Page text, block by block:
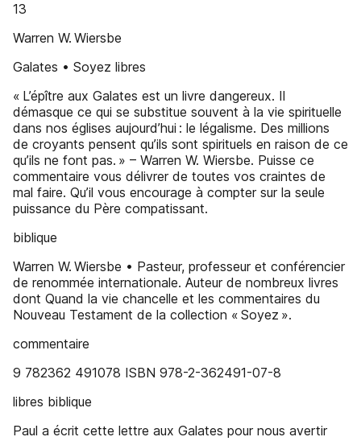
13
Warren W. Wiersbe
Galates • Soyez libres
« L’épître aux Galates est un livre dangereux. Il
démasque ce qui se substitue souvent à la vie spirituelle
dans nos églises aujourd’hui : le légalisme. Des millions
de croyants pensent qu’ils sont spirituels en raison de ce
qu’ils ne font pas. » – Warren W. Wiersbe. Puisse ce
commentaire vous délivrer de toutes vos craintes de
mal faire. Qu’il vous encourage à compter sur la seule
puissance du Père compatissant.
biblique
Warren W. Wiersbe • Pasteur, professeur et conférencier
de renommée internationale. Auteur de nombreux livres
dont Quand la vie chancelle et les commentaires du
Nouveau Testament de la collection « Soyez ».
commentaire
9 782362 491078 ISBN 978-2-362491-07-8
libres biblique
Paul a écrit cette lettre aux Galates pour nous avertir